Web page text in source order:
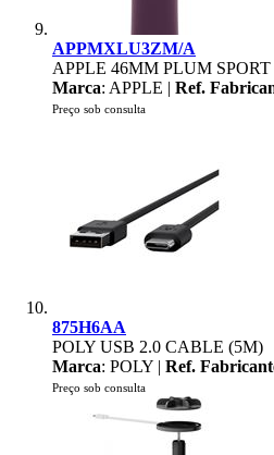
APPMXLU3ZM/A
APPLE 46MM PLUM
Marca: APPLE | Ref.
Preço sob consulta
875H6AA
POLY USB 2.0 CABLE (5M)
Marca: POLY | Ref.
Preço sob consulta